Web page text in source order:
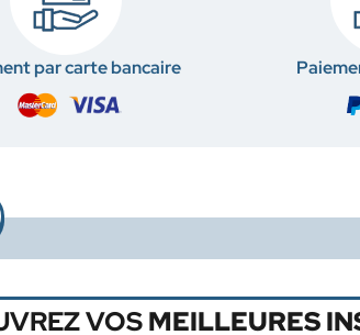
par carte bancaire
VOSMEILLEURES